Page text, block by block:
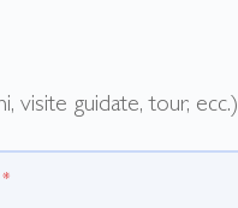
visite guidate, tour, ecc.)
*